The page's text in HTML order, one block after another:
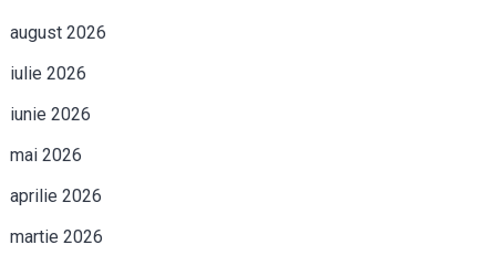
august 2026
iulie 2026
iunie 2026
mai 2026
aprilie 2026
martie 2026